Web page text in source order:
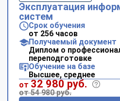
Эксплуатация
систем
Срок обучения
от 256 часов
Получаемый документ
Диплом о
переподготовке
Обучение на базе
Высшее, среднее
от 32 980 руб.
от 54 980 руб.